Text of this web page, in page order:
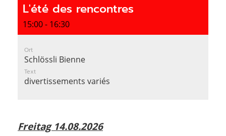
L'été des rencontres
15:00 - 16:30
Ort
Schlössli Bienne
Text
divertissements variés
Freitag 14.08.2026